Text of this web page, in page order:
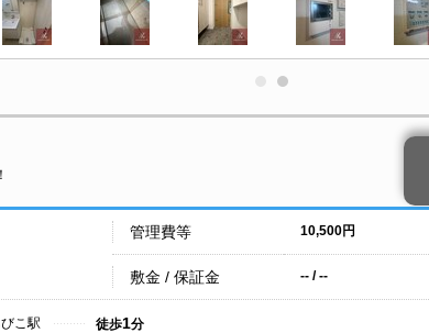
管理費等 10,500円
敷金 / 保証金 -- / --
こ駅 徒歩1分